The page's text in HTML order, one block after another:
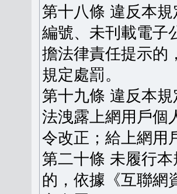
第十八條 違反本
編號、未刊載電子
擔法律責任提示的
規定處罰。
第十九條 違反本
法洩露上網用戶個
令改正；給上網用
第二十條 未履行
的，依據《互聯網